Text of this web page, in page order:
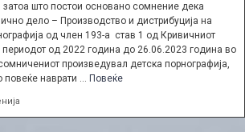
затоа што постои основано сомнение дека
дело – Производство и дистрибуција на
од член 193-а став 1 од Кривичниот
периодот од 2022 година до 26.06.2023 година во
произведувал детска порнографија,
повеќе наврати … Повеќе